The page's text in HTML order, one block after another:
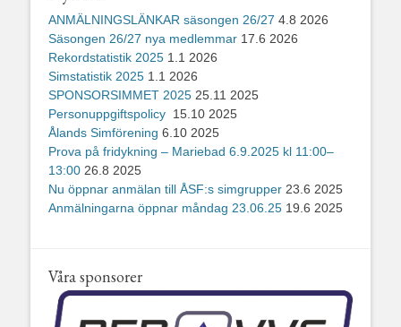
ANMÄLNINGSLÄNKAR säsongen 26/27 4.8 2026
Säsongen 26/27 nya medlemmar 17.6 2026
Rekordstatistik 2025 1.1 2026
Simstatistik 2025 1.1 2026
SPONSORSIMMET 2025 25.11 2025
Personuppgiftspolicy 15.10 2025
Ålands Simförening 6.10 2025
Prova på fridykning – Mariebad 6.9.2025 kl 11:00–
13:00 26.8 2025
Nu öppnar anmälan till ÅSF:s simgrupper 23.6 2025
Anmälningarna öppnar måndag 23.06.25 19.6 2025
Våra sponsorer